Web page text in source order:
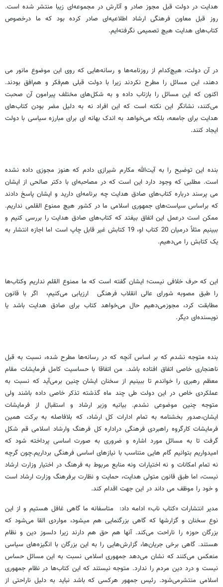
هدایت در دولت قبل مجوز صادر و آثارش در مجموعه‌ای زیبا منتشر شده است.
روز قبل معاون فرهنگی ارشاد اطلاعیه‌ای صادر کرده بود که ما درخصوص
کتاب‌های هدایت هیچ تصمیمی نگرفته‌ایم.
در آن دولت، هیچ‌کدام از روزنامه‌ها و رسانه‌هایی که روی این موضوع مانور می
دهند، این مسائل را مطرح نکردند زیرا با دولت قبلی هم‌فکر و هم‌افق بودند.
اکنون که این مسائل را بازتاب داده و به شکل‌های مختلف پیرامون آن صحبت
می‌کنند، نشانگر این نکته است که این افراد نه به دلیل مضر بودن کتاب‌های
هدایت برای جامعه، بلکه می‌خواهد به اندک بهانه ­ای برای مبارزه سیاسی با دولت
ایجاد کنند.
بنده این توضیح را به آیت‌الله مکارم شیرازی دادم که هنوز مجوزی داده نشده
است. مطلبی که وجود دارد این است که در مصاحبه‌ای با دکتر صالحی از ایشان
می­ پرسند درباره کتاب‌های صادق هدایت چه برنامه‌ای دارید و ایشان پاسخ دادند
که براساس سیاست‌های جمهوری اسلامی ما در کشور هیچ ممنوع ­القلمی نداریم.
ممکن است درعمل این اتفاق بیفتد که کتاب‌های صادق هدایت را بررسی کنیم و
ببینیم مثلاً درمیان 20 کتاب او، 19 کتابش غیر قابل چاپ است اما اجازه انتشار به
یک کتابش را می‌‌دهیم.
این که حرف خلافی نیست؛ ایشان گفته است که ما ممنوع القلم نداریم وکتاب‌ها
را طبق مصوبه شورای عالی انقلاب فرهنگی ارزیابی می‌کنیم، اگر با قانون
مطابقت کرد، مجوزمی‌دهیم حال می‌خواهد کتاب برای صادق هدایت باشد یا
نویسنده‌ای دیگر.
بنده متوجه نشدم که بر اساس آنچه که در رسانه‌ها مطرح شده، نسبت به قبل
ناهنجاری خاصی اتفاق افتاده باشد. من اتفاقا با حساسیت کامل فرمایشات مقام
معظم رهبری را خواندم تا ببینیم از سخنان ایشان چنین برمی‌آید که نسبت به
عملکردی خاص در این دولت طی چند ماه گذشته تذکر خاصی داده باشند ولی
متوجه چنین موضوعی نشدم. بیانیه وزیر ارشاد و استقبال از فرمایشات
ایشان،صدور بخشنامه به تمام ادارات کل ارشاد، که بلافاصله به برکت همین
فرمایشات کارگروه راهبردی فرهنگی دراداره کل فرهنگ وارشاد اسلامی قم شکل
گرفت تا به مسائل مورد اشاره و ضروری به صورت اساسی پرداخته شود که
امیدواریم بتوانیم گام هایی متناسب با نیازهای اساسی فرهنگی برداریم.چون گرچه
نه تمام امکانات و نه اختیارات ونه منابع مربوط به فرهنگ در اختیار وزارت ارشاد
نیست، اما طبق قانون متولی هدایت، حمایت و نظارت برفرهنگ وزارت ارشاد است
و خود را موظف می داند در این جهت اقدام کند.
مدیر انتشارات «کتاب ناب» ادامه داد: متاسفانه ما گاهی غافل هستیم و از این
نوع سخنان و گزارش­ها که گاهی بزرگ­نمایی هم می­شود، مواردی القا می‌شود که
بزرگان حوزه را ناراحت می‌کند. آنها هم حق هم دارند زیرا دلسوز دین و نظام
هستند. گاهی برخی جریان‌ها، گزارش‌هایی را به این بزرگان با انگیزه‌های سیاسی
منعکس می‌کنند که نشان می‌دهد جمهوری اسلامی نسبت به این مسائل حساس
نیست و درد دین مردم را ندارد. متوجه نیستند که این کتاب‌ها در نظام جمهوری
اسلامی منتشرمی‌شود. رئیس جمهور هرکسی که باشد نباید به دلیل ناراحتی از